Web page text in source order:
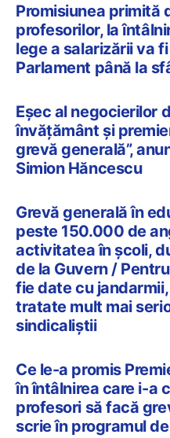
Promisiunea primită
profesorilor, la
lege a salarizării va
Parlament până la
Eșec al negocierilor
învățământ și
grevă generală”,
Simion Hăncescu
Grevă generală în
peste 150.000 de
activitatea în școli,
de la Guvern /
fie date cu
tratate mult mai
sindicaliștii
Ce le-a promis
în întâlnirea care i-a
profesori să facă
scrie în programul